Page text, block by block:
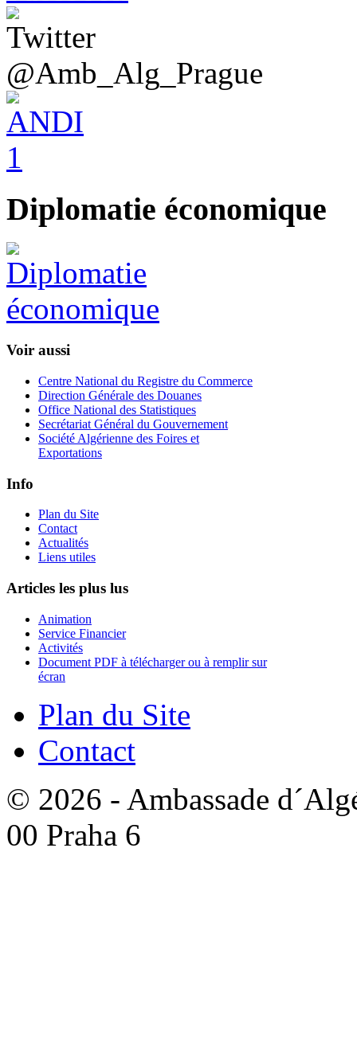
@Amb_Alg_Prague
Diplomatie économique
Voir aussi
Centre National du Registre du Commerce
Direction Générale des Douanes
Office National des Statistiques
Secrétariat Général du Gouvernement
Société Algérienne des Foires et
Exportations
Info
Plan du Site
Contact
Actualités
Liens utiles
Articles les plus lus
Animation
Service Financier
Activités
Document PDF à télécharger ou à remplir sur
écran
Plan du Site
Contact
© 2026 - Ambassade
00 Praha 6